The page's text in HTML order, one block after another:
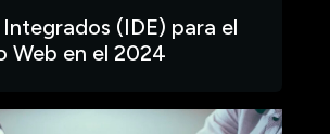
(IDE) para el
Web en el 2024